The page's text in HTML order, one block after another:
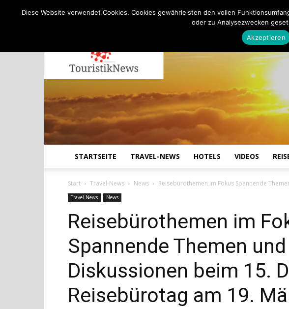
STARTSEITE TRAVEL-NEWS HOTELS VIDEOS
Start Travel-News News Reisebürothemen im Fokus Spannende
Travel-News News
Reisebürothemen im
Spannende Themen und
Diskussionen beim 15.
Reisebürotag am 19.
Diese Website verwendet Cookies. Cookies gewährleisten den vollen
oder zu Analysezwecken
Akzeptieren